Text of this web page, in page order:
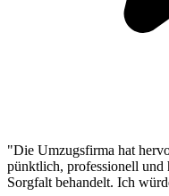
"Die Umzugsfirma hat
pünktlich, professionell und
Sorgfalt behandelt. Ich